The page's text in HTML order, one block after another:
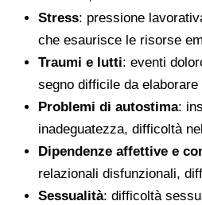
Stress: pressione
che esaurisce le risorse
Traumi e lutti: eventi
segno difficile da elaborare
Problemi di autostima:
inadeguatezza, difficoltà
Dipendenze affettive e
relazionali disfunzionali,
Sessualità: difficoltà